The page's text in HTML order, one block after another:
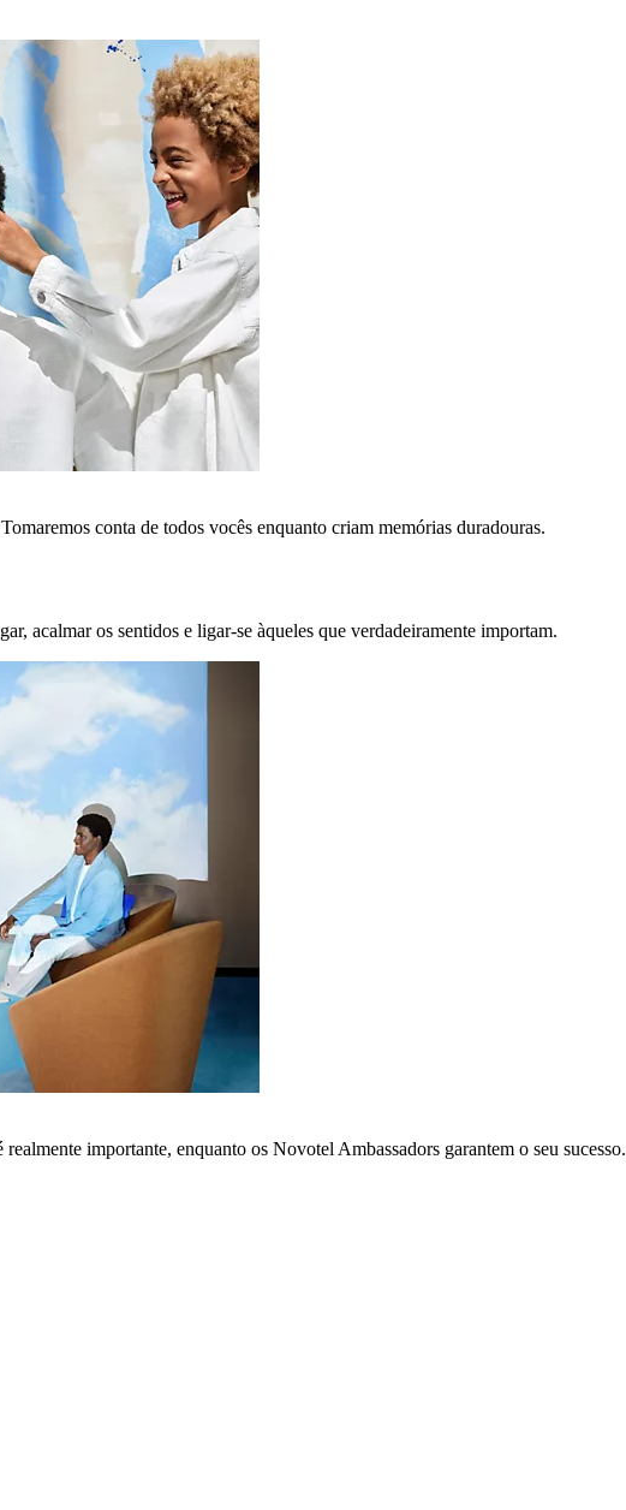
conta de todos vocês enquanto criam memórias duradouras.
acalmar os sentidos e ligar-se àqueles que verdadeiramente importam.
importante, enquanto os Novotel Ambassadors garantem o seu sucesso.